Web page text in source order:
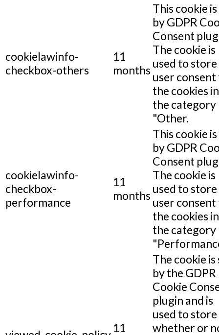
cookielawinfo-
checkbox-others
11
months
This cookie
by GDPR
Consent
The cookie is
used to
user
the cookies in
the category
"Other.
cookielawinfo-
checkbox-
performance
11
months
This cookie
by GDPR
Consent
The cookie is
used to
user
the cookies in
the category
11
The cookie is
by the GDPR
Cookie
plugin and is
used to store
whether or